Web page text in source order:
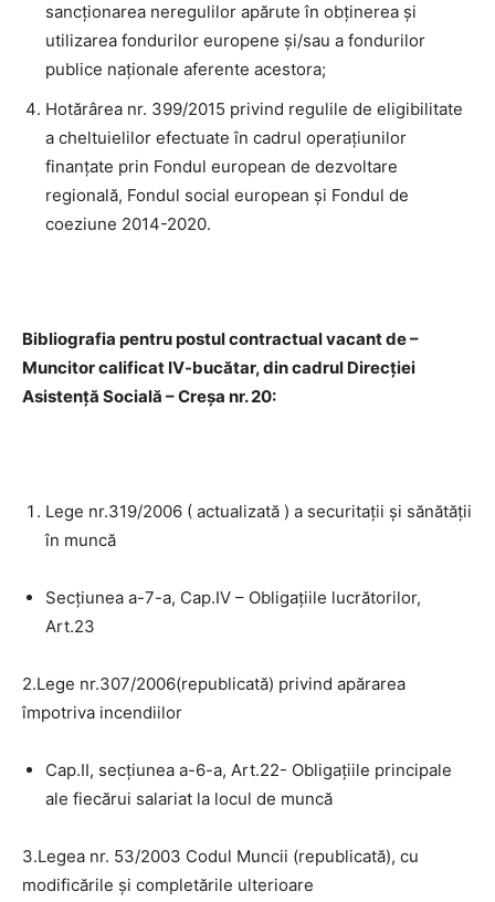
sancționarea neregulilor apărute în obținerea și
utilizarea fondurilor europene și/sau a fondurilor
publice naționale aferente acestora;
Hotărârea nr. 399/2015 privind regulile de eligibilitate
a cheltuielilor efectuate în cadrul operațiunilor
finanțate prin Fondul european de dezvoltare
regională, Fondul social european și Fondul de
coeziune 2014-2020.
Bibliografia pentru postul contractual vacant de –
Muncitor calificat IV-bucătar, din cadrul Direcției
Asistență Socială – Creșa nr. 20:
Lege nr.319/2006 ( actualizată ) a securitații și sănătății
în muncă
Secțiunea a-7-a, Cap.IV – Obligațiile lucrătorilor,
Art.23
2.Lege nr.307/2006(republicată) privind apărarea
împotriva incendiilor
Cap.II, secțiunea a-6-a, Art.22- Obligațiile principale
ale fiecărui salariat la locul de muncă
3.Legea nr. 53/2003 Codul Muncii (republicată), cu
modificările şi completările ulterioare